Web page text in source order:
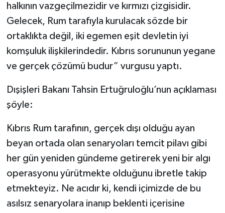
halkının vazgeçilmezidir ve kırmızı çizgisidir.
Gelecek, Rum tarafıyla kurulacak sözde bir
ortaklıkta değil, iki egemen eşit devletin iyi
komşuluk ilişkilerindedir. Kıbrıs sorununun yegane
ve gerçek çözümü budur” vurgusu yaptı.
Dışişleri Bakanı Tahsin Ertuğruloğlu’nun açıklaması
şöyle:
Kıbrıs Rum tarafının, gerçek dışı olduğu ayan
beyan ortada olan senaryoları temcit pilavı gibi
her gün yeniden gündeme getirerek yeni bir algı
operasyonu yürütmekte olduğunu ibretle takip
etmekteyiz. Ne acıdır ki, kendi içimizde de bu
asılsız senaryolara inanıp beklenti içerisine